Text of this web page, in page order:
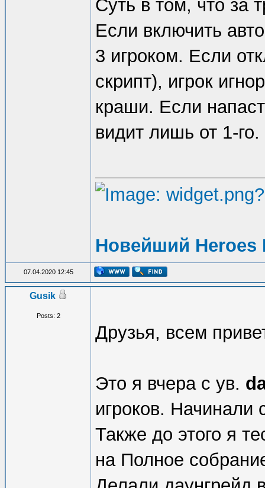
Суть в том, что за
Если включить
3 игроком. Если
скрипт), игрок
краши. Если
видит лишь от 1-го.
Новейший Heroes
07.04.2020 12:45
Gusik
Posts: 2
Друзья, всем
Это я вчера с ув.
игроков. Начинали
Также до этого я
на Полное